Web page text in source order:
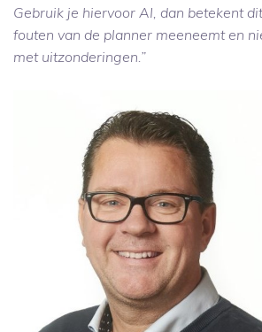
Gebruik je hiervoor AI, dan betekent
fouten van de planner meeneemt en
met uitzonderingen.”